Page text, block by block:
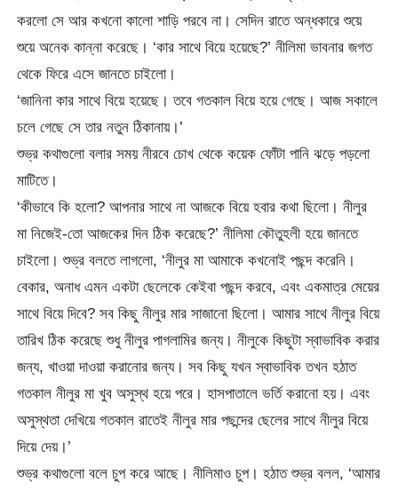
করলো সে আর কখনো কালো শাড়ি পরবে না। সেদিন রাতে অন্ধকারে শুয়ে
শুয়ে অনেক কান্না করেছে। ‘কার সাথে বিয়ে হয়েছে?’ নীলিমা ভাবনার জগত
থেকে ফিরে এসে জানতে চাইলো।
‘জানিনা কার সাথে বিয়ে হয়েছে। তবে গতকাল বিয়ে হয়ে গেছে। আজ সকালে
চলে গেছে সে তার নতুন ঠিকানায়।’
শুভ্র কথাগুলো বলার সময় নীরবে চোখ থেকে কয়েক ফোঁটা পানি ঝড়ে পড়লো
মাটিতে।
‘কীভাবে কি হলো? আপনার সাথে না আজকে বিয়ে হবার কথা ছিলো। নীলুর
মা নিজেই-তো আজকের দিন ঠিক করেছে?’ নীলিমা কৌতুহলী হয়ে জানতে
চাইলো। শুভ্র বলতে লাগলো, ‘নীলুর মা আমাকে কখনোই পছন্দ করেনি।
বেকার, অনাধ এমন একটা ছেলেকে কেইবা পছন্দ করবে, এবং একমাত্র মেয়ের
সাথে বিয়ে দিবে? সব কিছু নীলুর মার সাজানো ছিলো। আমার সাথে নীলুর বিয়ে
তারিখ ঠিক করেছে শুধু নীলুর পাগলামির জন্য। নীলুকে কিছুটা স্বাভাবিক করার
জন্য, খাওয়া দাওয়া করানোর জন্য। সব কিছু যখন স্বাভাবিক তখন হঠাত
গতকাল নীলুর মা খুব অসুস্থ হয়ে পরে। হাসপাতালে ভর্তি করানো হয়। এবং
অসুস্থতা দেখিয়ে গতকাল রাতেই নীলুর মার পছন্দের ছেলের সাথে নীলুর বিয়ে
দিয়ে দেয়।’
শুভ্র কথাগুলো বলে চুপ করে আছে। নীলিমাও চুপ। হঠাত শুভ্র বলল, ‘আমার